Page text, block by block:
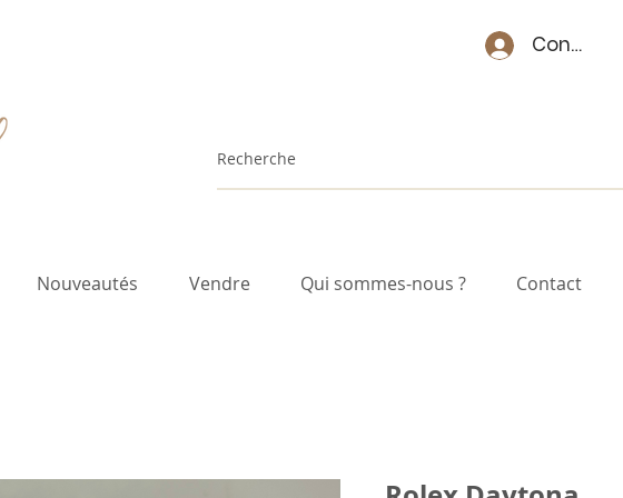
Connexion
Nouveautés Vendre Qui sommes-nous ? Contact